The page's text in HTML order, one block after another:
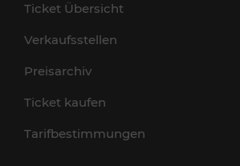
Ticket Übersicht
Verkaufsstellen
Preisarchiv
Ticket kaufen
Tarifbestimmungen